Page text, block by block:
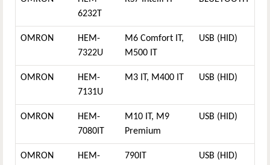
6232T
OMRON
HEM-
7322U
M6 Comfort IT,
M500 IT
USB (HID)
OMRON
HEM-
7131U
M3 IT, M400 IT USB (HID)
OMRON
HEM-
7080IT
M10 IT, M9
Premium
USB (HID)
OMRON
HEM-
790IT USB (HID)